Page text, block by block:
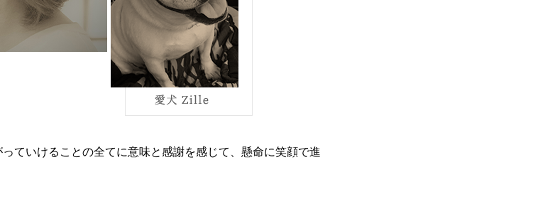
ていけることの全てに意味と感謝を感じて、懸命に笑顔で進